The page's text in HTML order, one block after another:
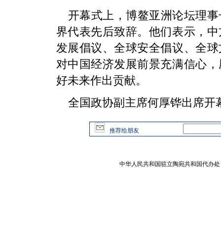
开幕式上，博鳌亚洲论坛理
界代表先后致辞。他们表示，
发展倡议、全球安全倡议、全
对中国经济发展前景充满信心
好未来作出贡献。
全国政协副主席何厚铧出席开
推荐给朋友
中华人民共和国驻立陶宛共和国代办处